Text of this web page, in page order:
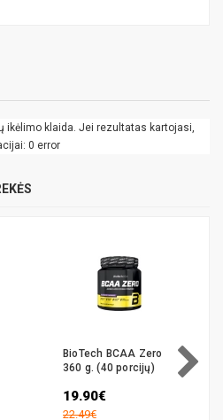
ikėlimo klaida. Jei rezultatas kartojasi,
0 error
BioTech BCAA Zero
360 g. (40 porcijų)
19.90€
22.49€